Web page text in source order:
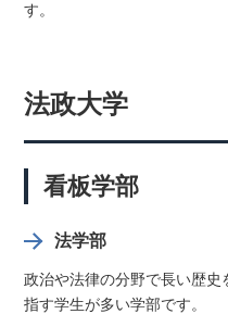
す。
法政大学
看板学部
法学部
政治や法律の分野で長い歴史
指す学生が多い学部です。